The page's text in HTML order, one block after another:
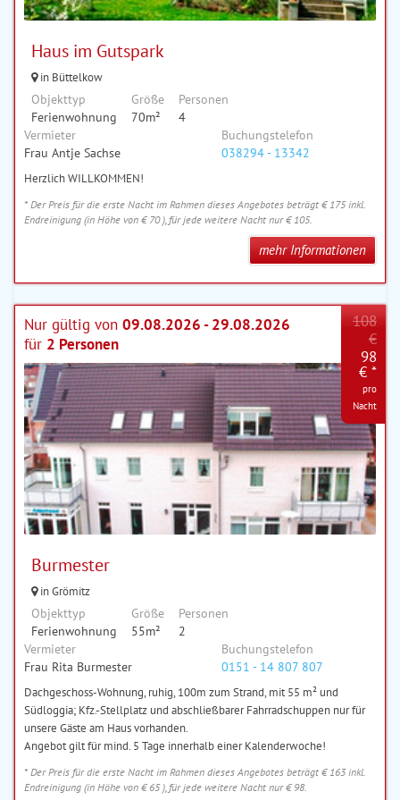
Haus im Gutspark
in Büttelkow
Objekttyp
Ferienwohnung
Größe
70m²
Personen
4
Vermieter
Frau Antje Sachse
Buchungstelefon
038294 - 13342
Herzlich WILLKOMMEN!
* Der Preis für die erste Nacht im Rahmen dieses Angebotes beträgt € 175 inkl.
Endreinigung (in Höhe von € 70 ), für jede weitere Nacht nur € 105.
mehr Informationen
Nur gültig von 09.08.2026 - 29.08.2026
für 2 Personen
Burmester
in Grömitz
Objekttyp
Ferienwohnung
Größe
55m²
Personen
2
108
€
98
€ *
pro
Nacht
Vermieter
Frau Rita Burmester
Buchungstelefon
0151 - 14 807 807
Dachgeschoss-Wohnung, ruhig, 100m zum Strand, mit 55 m² und
Südloggia; Kfz.-Stellplatz und abschließbarer Fahrradschuppen nur für
unsere Gäste am Haus vorhanden.
Angebot gilt für mind. 5 Tage innerhalb einer Kalenderwoche!
* Der Preis für die erste Nacht im Rahmen dieses Angebotes beträgt € 163 inkl.
Endreinigung (in Höhe von € 65 ), für jede weitere Nacht nur € 98.